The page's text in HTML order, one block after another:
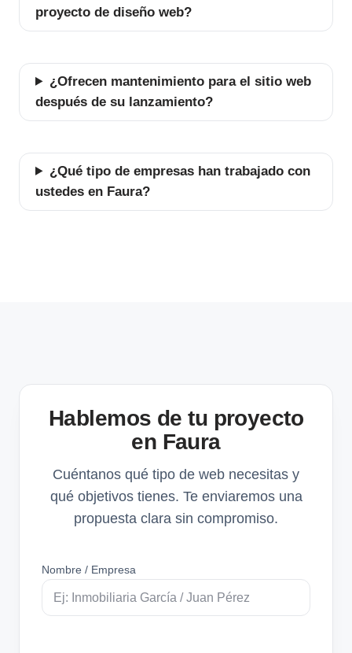
proyecto de diseño web?
¿Ofrecen mantenimiento para el sitio web
después de su lanzamiento?
¿Qué tipo de empresas han trabajado con
ustedes en Faura?
Hablemos de tu proyecto
en Faura
Cuéntanos qué tipo de web necesitas y
qué objetivos tienes. Te enviaremos una
propuesta clara sin compromiso.
Nombre / Empresa